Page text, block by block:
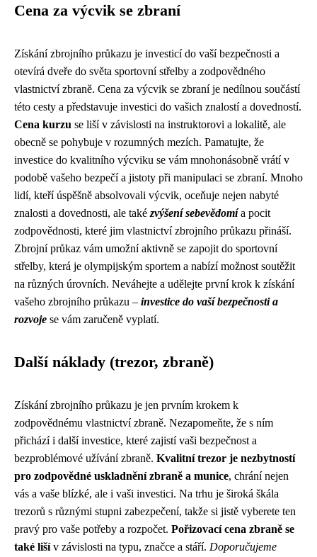
Cena za výcvik se zbraní
Získání zbrojního průkazu je investicí do vaší bezpečnosti a
otevírá dveře do světa sportovní střelby a zodpovědného
vlastnictví zbraně. Cena za výcvik se zbraní je nedílnou součástí
této cesty a představuje investici do vašich znalostí a dovedností.
Cena kurzu se liší v závislosti na instruktorovi a lokalitě, ale
obecně se pohybuje v rozumných mezích. Pamatujte, že
investice do kvalitního výcviku se vám mnohonásobně vrátí v
podobě vašeho bezpečí a jistoty při manipulaci se zbraní. Mnoho
lidí, kteří úspěšně absolvovali výcvik, oceňuje nejen nabyté
znalosti a dovednosti, ale také zvýšení sebevědomía pocit
zodpovědnosti, které jim vlastnictví zbrojního průkazu přináší.
Zbrojní průkaz vám umožní aktivně se zapojit do sportovní
střelby, která je olympijským sportem a nabízí možnost soutěžit
na různých úrovních. Neváhejte a udělejte první krok k získání
vašeho zbrojního průkazu – investice do vaší bezpečnosti a
rozvoje se vám zaručeně vyplatí.
Další náklady (trezor, zbraně)
Získání zbrojního průkazu je jen prvním krokem k
zodpovědnému vlastnictví zbraně. Nezapomeňte, že s ním
přichází i další investice, které zajistí vaši bezpečnost a
bezproblémové užívání zbraně. Kvalitní trezor je nezbytností
pro zodpovědné uskladnění zbraně a munice, chrání nejen
vás a vaše blízké, ale i vaši investici. Na trhu je široká škála
trezorů s různými stupni zabezpečení, takže si jistě vyberete ten
pravý pro vaše potřeby a rozpočet. Pořizovací cena zbraně se
také lišív závislosti na typu, značce a stáří. Doporučujeme